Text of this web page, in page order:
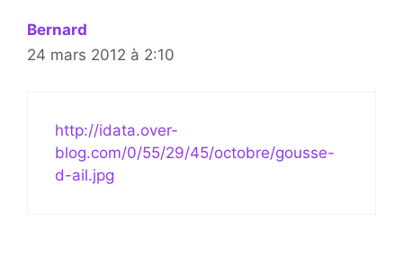
Bernard
24 mars 2012 à 2:10
http://idata.over-
blog.com/0/55/29/45/octobre/gousse-
d-ail.jpg